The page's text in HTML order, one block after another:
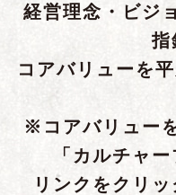
経営理念・ビジ
指
コアバリューを
※コアバリュー
「カルチャ
リンクをクリ